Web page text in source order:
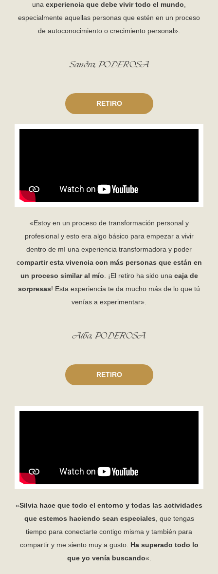
una experiencia que debe vivir todo el mundo,
especialmente aquellas personas que estén en un proceso
de autoconocimiento o crecimiento personal».
Sandra, PODEROSA
RETIRO
«Estoy en un proceso de transformación personal y
profesional y esto era algo básico para empezar a vivir
dentro de mí una experiencia transformadora y poder
compartir esta vivencia con más personas que están en
un proceso similar al mío. ¡El retiro ha sido una caja de
sorpresas! Esta experiencia te da mucho más de lo que tú
venías a experimentar».
Alba, PODEROSA
RETIRO
«Silvia hace que todo el entorno y todas las actividades
que estemos haciendo sean especiales, que tengas
tiempo para conectarte contigo misma y también para
compartir y me siento muy a gusto. Ha superado todo lo
que yo venía buscando«.